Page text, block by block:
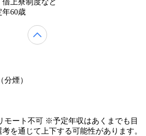
借上寮制度など
60歳
煙）
モート不可 ※予定年収はあくまでも目
を通じて上下する可能性があります。